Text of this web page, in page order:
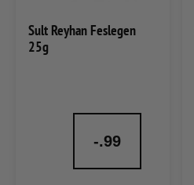
Sult Reyhan Feslegen
25g
-.99